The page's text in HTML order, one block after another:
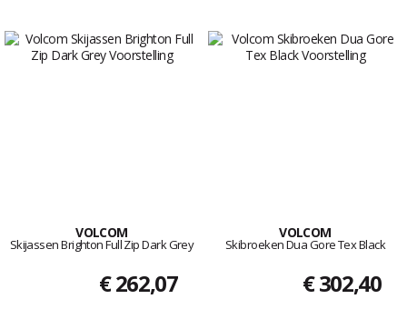
VOLCOM
Skijassen Brighton Full Zip Dark Grey
€ 262,07
VOLCOM
Skibroeken Dua Gore Tex Black
€ 302,40